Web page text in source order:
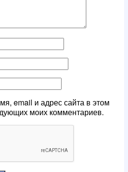
email и адрес сайта в этом
моих комментариев.